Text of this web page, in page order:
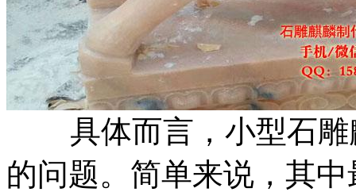
具体而言，小型石雕
的问题。简单来说，其